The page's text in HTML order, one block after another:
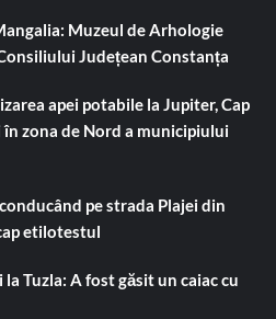
Muzeul de Arhologie
Județean Constanța
apei potabile la Jupiter, Cap
zona de Nord a municipiului
pe strada Plajei din
etilotestul
Tuzla: A fost găsit un caiac cu